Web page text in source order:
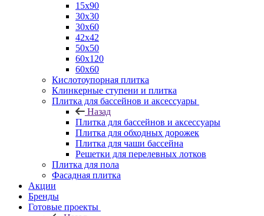
15x90
30х30
30х60
42х42
50х50
60х120
60х60
Кислотоупорная плитка
Клинкерные ступени и плитка
Плитка для бассейнов и аксессуары
Назад
Плитка для бассейнов и аксессуары
Плитка для обходных дорожек
Плитка для чаши бассейна
Решетки для перелевных лотков
Плитка для пола
Фасадная плитка
Акции
Бренды
Готовые проекты